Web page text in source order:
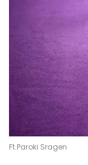
Ft.Paroki Sragen